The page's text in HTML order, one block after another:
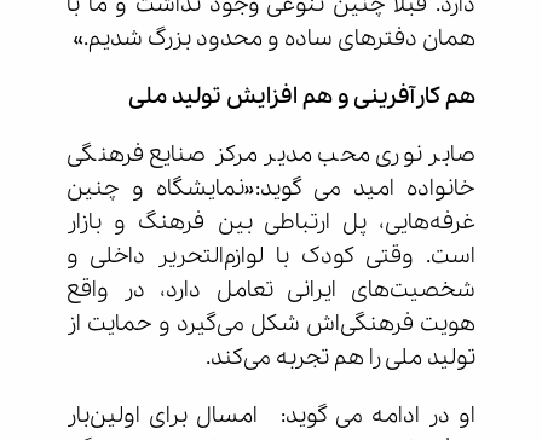
همان دفترهای ساده و محدود بزرگ شدیم.»
هم کارآفرینی و هم افزایش تولید ملی
صابر نوری محب مدیر مرکز صنایع فرهنگی
خانواده امید می گوید:«نمایشگاه و چنین
غرفه‌هایی، پل ارتباطی بین فرهنگ و بازار
است. وقتی کودک با لوازم‌التحریر داخلی و
شخصیت‌های ایرانی تعامل دارد، در واقع
هویت فرهنگی‌اش شکل می‌گیرد و حمایت از
تولید ملی را هم تجربه می‌کند.
او در ادامه می گوید: امسال برای اولین‌بار